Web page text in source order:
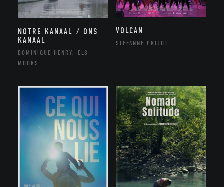
NOTRE KANAAL / ONS
KANAAL
DOMINIQUE HENRY, ELS
MOORS
VOLCAN
STÉFANNE PRIJOT